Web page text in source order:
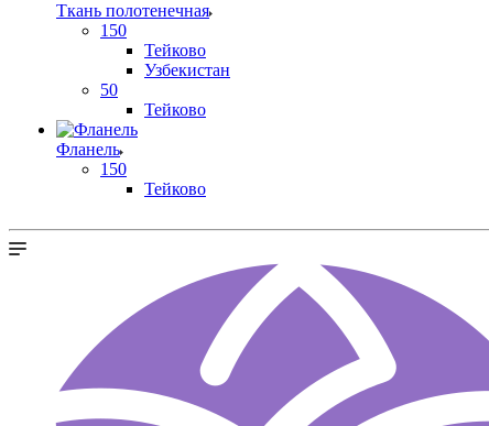
Ткань полотенечная
150
Тейково
Узбекистан
50
Тейково
Фланель
150
Тейково